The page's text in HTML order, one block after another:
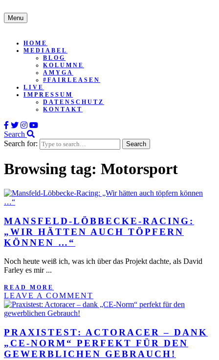
Menu
HOME
MEDIABEL
BLOG
KOLUMNE
AMYGA
#FAIRLEASEN
LIVE
IMPRESSUM
DATENSCHUTZ
KONTAKT
Search
Search for:
Browsing tag: Motorsport
MANSFELD-LÖBBECKE-RACING:
„WIR HÄTTEN AUCH TÖPFERN
KÖNNEN …“
Noch heute weiß ich, was ich über das Projekt dachte, als David
Farley es mir ...
READ MORE
LEAVE A COMMENT
PRAXISTEST: ACTORACER – DANK
„CE-NORM“ PERFEKT FÜR DEN
GEWERBLICHEN GEBRAUCH!